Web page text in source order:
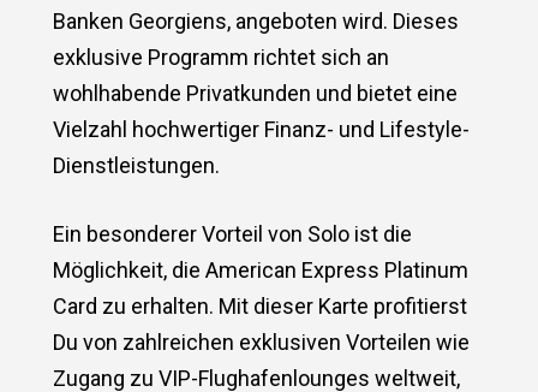
Banken Georgiens, angeboten wird. Dieses
exklusive Programm richtet sich an
wohlhabende Privatkunden und bietet eine
Vielzahl hochwertiger Finanz- und Lifestyle-
Dienstleistungen.
Ein besonderer Vorteil von Solo ist die
Möglichkeit, die American Express Platinum
Card zu erhalten. Mit dieser Karte profitierst
Du von zahlreichen exklusiven Vorteilen wie
Zugang zu VIP-Flughafenlounges weltweit,